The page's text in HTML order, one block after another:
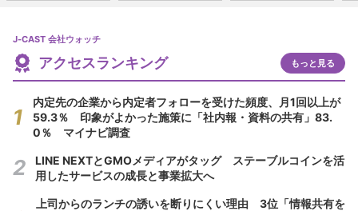
J-CAST 会社ウォッチ
アクセスランキング もっと見る
内定先の企業から内定者フォローを受けた頻度、月1回以上が
59.3％ 印象がよかった施策に「社内報・資料の共有」83.
0％ マイナビ調査
LINE NEXTとGMOメディアがタッグ ステーブルコインを活
用したサービスの成長と事業拡大へ
上司からのランチの誘いを断りにくい理由 3位「情報共有を